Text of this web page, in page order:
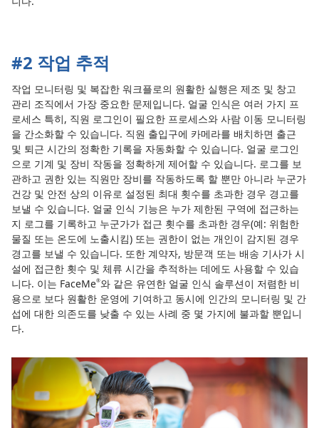
#2 작업 추적
작업 모니터링 및 복잡한 워크플로의 원활한 실행은 제조 및 창고
관리 조직에서 가장 중요한 문제입니다. 얼굴 인식은 여러 가지 프
로세스 특히, 직원 로그인이 필요한 프로세스와 사람 이동 모니터링
을 간소화할 수 있습니다. 직원 출입구에 카메라를 배치하면 출근
및 퇴근 시간의 정확한 기록을 자동화할 수 있습니다. 얼굴 로그인
으로 기계 및 장비 작동을 정확하게 제어할 수 있습니다. 로그를 보
관하고 권한 있는 직원만 장비를 작동하도록 할 뿐만 아니라 누군가
건강 및 안전 상의 이유로 설정된 최대 횟수를 초과한 경우 경고를
보낼 수 있습니다. 얼굴 인식 기능은 누가 제한된 구역에 접근하는
지 로그를 기록하고 누군가가 접근 횟수를 초과한 경우(예: 위험한
물질 또는 온도에 노출시킴) 또는 권한이 없는 개인이 감지된 경우
경고를 보낼 수 있습니다. 또한 계약자, 방문객 또는 배송 기사가 시
설에 접근한 횟수 및 체류 시간을 추적하는 데에도 사용할 수 있습
니다. 이는 FaceMe®와 같은 유연한 얼굴 인식 솔루션이 저렴한 비
용으로 보다 원활한 운영에 기여하고 동시에 인간의 모니터링 및 간
섭에 대한 의존도를 낮출 수 있는 사례 중 몇 가지에 불과할 뿐입니
다.